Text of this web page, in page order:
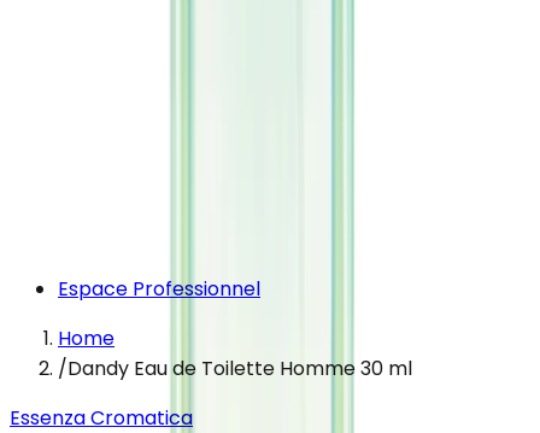
Espace Professionnel
Home
/Dandy Eau de Toilette Homme 30 ml
Essenza Cromatica